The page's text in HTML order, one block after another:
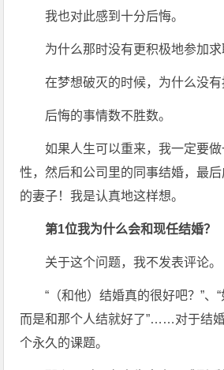
我也对此感到十分后悔。
为什么那时没有更积极地参加求
在梦想破灭的时候，为什么没有
后悔的事情数不胜数。
如果人生可以重来，我一定要
性，然后和公司里的同事结婚，最
的妻子！我是认真地这样想。
第1位我为什么会和现任结婚？
关于这个问题，我不发表评论。
“（和他）结婚真的很好吧？”、
而是和那个人结就好了”……对于结
个永久的课题。